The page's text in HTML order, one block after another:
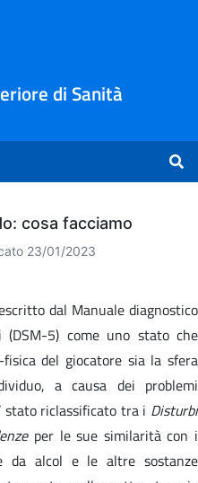
di Sanità
cosa facciamo
23/01/2023
dal Manuale diagnostico
5) come uno stato che
del giocatore sia la sfera
a causa dei problemi
stato riclassificato tra i Disturbi
per le sue similarità con i
da alcol e le altre sostanze